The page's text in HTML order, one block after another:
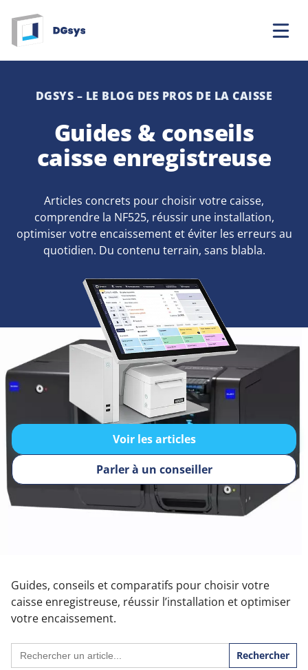
contenu
DGSYS – LE BLOG DES PROS DE LA CAISSE
Guides & conseils
caisse enregistreuse
Articles concrets pour choisir votre caisse,
comprendre la NF525, réussir une installation,
optimiser votre encaissement et éviter les erreurs au
quotidien. Du contenu terrain, sans blabla.
Voir les articles
Parler à un conseiller
Guides, conseils et comparatifs pour choisir votre
caisse enregistreuse, réussir l’installation et optimiser
votre encaissement.
Search
for: